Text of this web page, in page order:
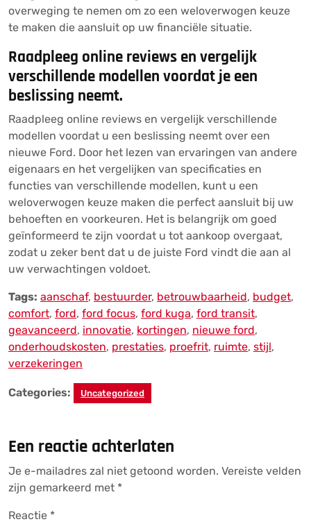
overweging te nemen om zo een weloverwogen keuze
te maken die aansluit op uw financiële situatie.
Raadpleeg online reviews en vergelijk
verschillende modellen voordat je een
beslissing neemt.
Raadpleeg online reviews en vergelijk verschillende
modellen voordat u een beslissing neemt over een
nieuwe Ford. Door het lezen van ervaringen van andere
eigenaars en het vergelijken van specificaties en
functies van verschillende modellen, kunt u een
weloverwogen keuze maken die perfect aansluit bij uw
behoeften en voorkeuren. Het is belangrijk om goed
geïnformeerd te zijn voordat u tot aankoop overgaat,
zodat u zeker bent dat u de juiste Ford vindt die aan al
uw verwachtingen voldoet.
Tags: aanschaf, bestuurder, betrouwbaarheid, budget,
comfort, ford, ford focus, ford kuga, ford transit,
geavanceerd, innovatie, kortingen, nieuwe ford,
onderhoudskosten, prestaties, proefrit, ruimte, stijl,
verzekeringen
Categories: Uncategorized
Een reactie achterlaten
Je e-mailadres zal niet getoond worden. Vereiste velden
zijn gemarkeerd met *
Reactie *